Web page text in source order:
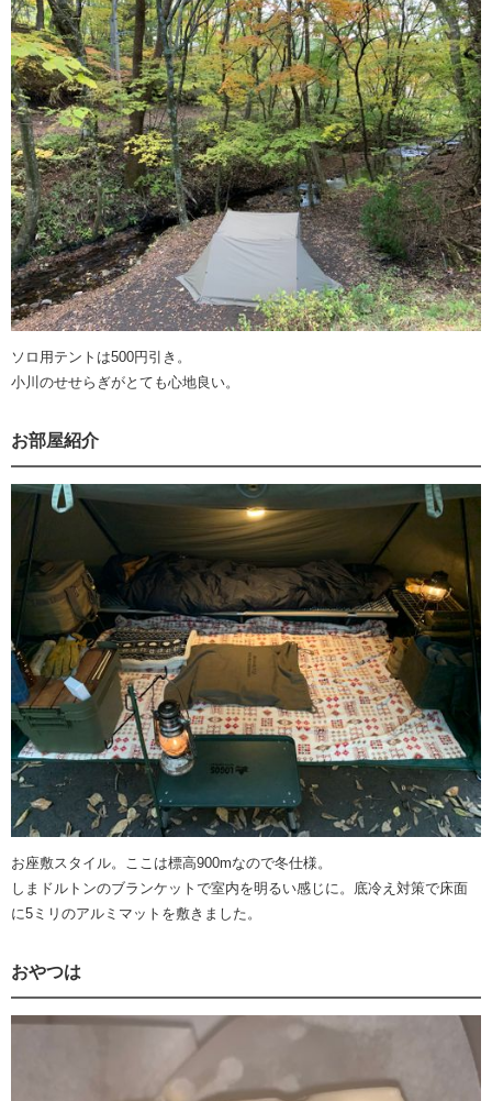
ソロ用テントは500円引き。
小川のせせらぎがとても心地良い。
お部屋紹介
お座敷スタイル。ここは標高900mなので冬仕様。
しまドルトンのブランケットで室内を明るい感じに。底冷え対策で床面
に5ミリのアルミマットを敷きました。
おやつは